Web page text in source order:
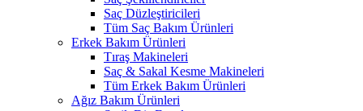
Saç Düzleştiricileri
Tüm Saç Bakım Ürünleri
Erkek Bakım Ürünleri
Tıraş Makineleri
Saç & Sakal Kesme Makineleri
Tüm Erkek Bakım Ürünleri
Ağız Bakım Ürünleri